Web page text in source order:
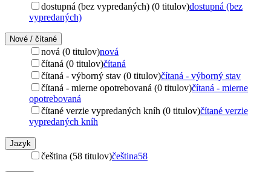
dostupná (bez vypredaných) (0 titulov)dostupná (bez
vypredaných)
Nové / čítané
nová (0 titulov)nová
čítaná (0 titulov)čítaná
čítaná - výborný stav (0 titulov)čítaná - výborný stav
čítaná - mierne opotrebovaná (0 titulov)čítaná - mierne
opotrebovaná
čítané verzie vypredaných kníh (0 titulov)čítané verzie
vypredaných kníh
Jazyk
čeština (58 titulov)čeština58